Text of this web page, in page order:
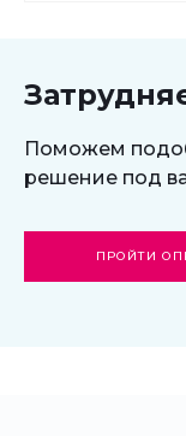
Поможем
решение под
ПРОЙТИ